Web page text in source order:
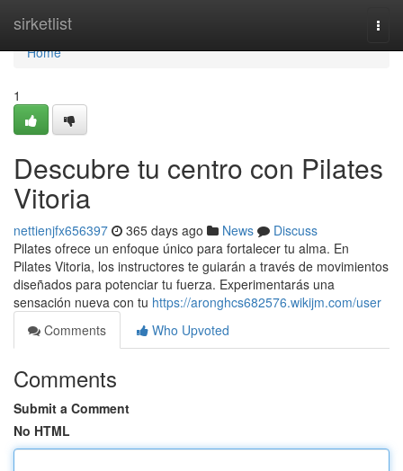
sirketlist
Home
Home
1
Descubre tu centro con Pilates
Vitoria
nettienjfx656397 365 days ago News
Discuss
Pilates ofrece un enfoque único para fortalecer tu alma. En
Pilates Vitoria, los instructores te guiarán a través de movimientos
diseñados para potenciar tu fuerza. Experimentarás una
sensación nueva con tu https://aronghcs682576.wikijm.com/user
Comments
Who Upvoted
Comments
Submit a Comment
No HTML